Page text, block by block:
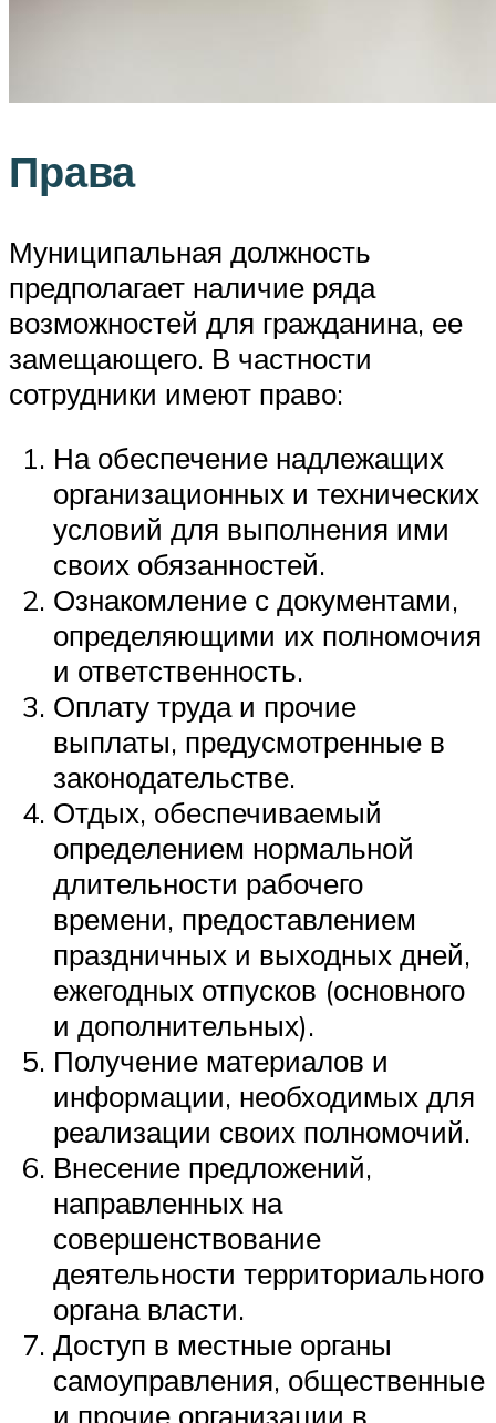
Права
Муниципальная должность
предполагает наличие ряда
возможностей для гражданина, ее
замещающего. В частности
сотрудники имеют право:
На обеспечение надлежащих
организационных и технических
условий для выполнения ими
своих обязанностей.
Ознакомление с документами,
определяющими их полномочия
и ответственность.
Оплату труда и прочие
выплаты, предусмотренные в
законодательстве.
Отдых, обеспечиваемый
определением нормальной
длительности рабочего
времени, предоставлением
праздничных и выходных дней,
ежегодных отпусков (основного
и дополнительных).
Получение материалов и
информации, необходимых для
реализации своих полномочий.
Внесение предложений,
направленных на
совершенствование
деятельности территориального
органа власти.
Доступ в местные органы
самоуправления, общественные
и прочие организации в